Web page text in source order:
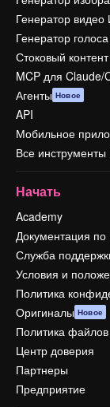
Генератор видео
Генератор
Стоковый контент
MCP для Claude/
Агенты Новое
API
Мобильное
Все
Начать
Academy
Документация
Служба
Условия и
Политика
Оригиналы Новое
Политика
Центр доверия
Партнеры
Предприятие